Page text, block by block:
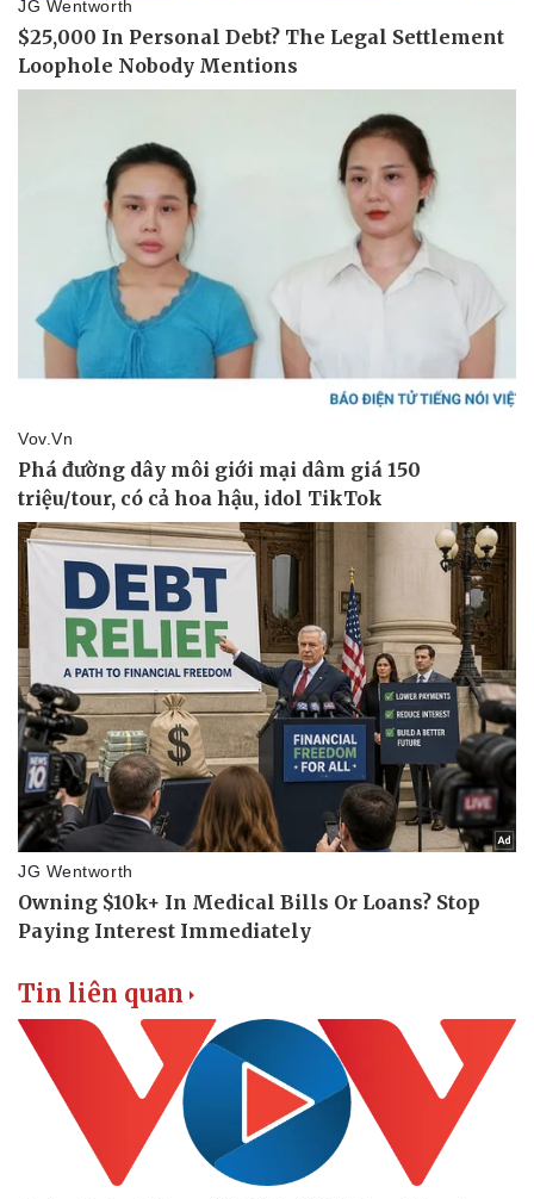
Thể thao
Bóng đá
Lịch thi đấu bóng đá
Thế giới thể thao
eSports
Hậu trường
Ô tô - Xe máy
Ô tô
Xe máy
Tư vấn
Tin liên quan